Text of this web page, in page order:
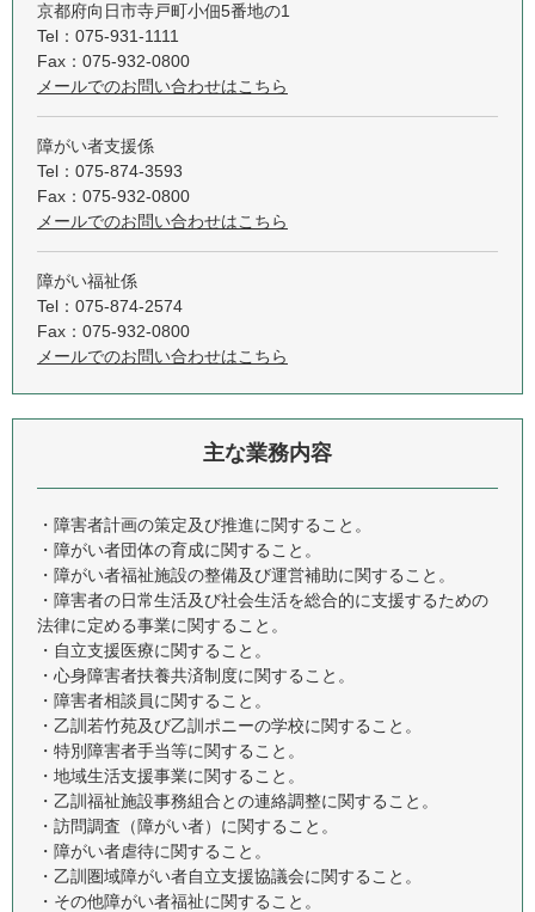
京都府向日市寺戸町小佃5番地の1
Tel：075-931-1111
Fax：075-932-0800
メールでのお問い合わせはこちら
障がい者支援係
Tel：075-874-3593
Fax：075-932-0800
メールでのお問い合わせはこちら
障がい福祉係
Tel：075-874-2574
Fax：075-932-0800
メールでのお問い合わせはこちら
主な業務内容
・障害者計画の策定及び推進に関すること。
・障がい者団体の育成に関すること。
・障がい者福祉施設の整備及び運営補助に関すること。
・障害者の日常生活及び社会生活を総合的に支援するための
法律に定める事業に関すること。
・自立支援医療に関すること。
・心身障害者扶養共済制度に関すること。
・障害者相談員に関すること。
・乙訓若竹苑及び乙訓ポニーの学校に関すること。
・特別障害者手当等に関すること。
・地域生活支援事業に関すること。
・乙訓福祉施設事務組合との連絡調整に関すること。
・訪問調査（障がい者）に関すること。
・障がい者虐待に関すること。
・乙訓圏域障がい者自立支援協議会に関すること。
・その他障がい者福祉に関すること。